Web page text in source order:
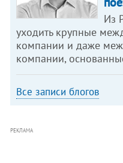
Из
уходить крупные
компании и даже
компании,
Все записи блогов
РЕКЛАМА